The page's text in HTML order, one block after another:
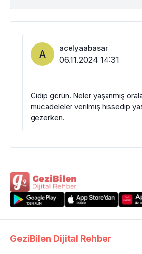
A acelyaabasar
06.11.2024 14:31
Gidip görün. Neler yaşanmış
mücadeleler verilmiş hissedip
gezerken.
GeziBilen Dijital Rehber